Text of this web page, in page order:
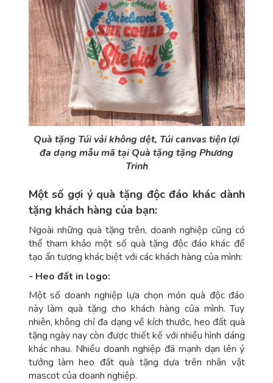
Quà tặng Túi vải không dệt, Túi canvas tiện lợi
đa dạng mẫu mã tại Quà tặng tặng Phương
Trinh
Một số gợi ý quà tặng độc đáo khác dành
tặng khách hàng của bạn:
Ngoài những quà tặng trên, doanh nghiệp cũng có
thể tham khảo một số quà tặng độc đáo khác để
tạo ấn tượng khác biệt với các khách hàng của mình:
- Heo đất in logo:
Một số doanh nghiệp lựa chọn món quà độc đáo
này làm quà tặng cho khách hàng của mình. Tuy
nhiên, không chỉ đa dạng về kích thước, heo đất quà
tặng ngày nay còn được thiết kế với nhiều hình dáng
khác nhau. Nhiều doanh nghiệp đã mạnh dạn lên ý
tưởng làm heo đất quà tặng dựa trên nhân vật
mascot của doanh nghiệp.